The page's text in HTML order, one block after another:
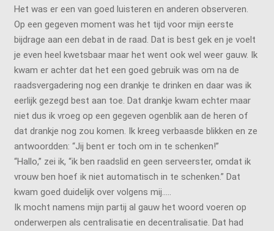
Het was er een van goed luisteren en anderen observeren.
Op een gegeven moment was het tijd voor mijn eerste
bijdrage aan een debat in de raad. Dat is best gek en je voelt
je even heel kwetsbaar maar het went ook wel weer gauw. Ik
kwam er achter dat het een goed gebruik was om na de
raadsvergadering nog een drankje te drinken en daar was ik
eerlijk gezegd best aan toe. Dat drankje kwam echter maar
niet dus ik vroeg op een gegeven ogenblik aan de heren of
dat drankje nog zou komen. Ik kreeg verbaasde blikken en ze
antwoordden: “Jij bent er toch om in te schenken!”
“Hallo,” zei ik, “ik ben raadslid en geen serveerster, omdat ik
vrouw ben hoef ik niet automatisch in te schenken.” Dat
kwam goed duidelijk over volgens mij…..
Ik mocht namens mijn partij al gauw het woord voeren op
onderwerpen als centralisatie en decentralisatie. Dat had